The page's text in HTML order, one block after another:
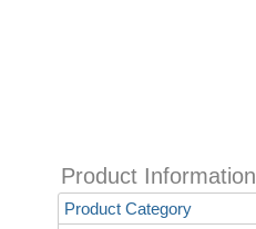
Product Information
Product Category